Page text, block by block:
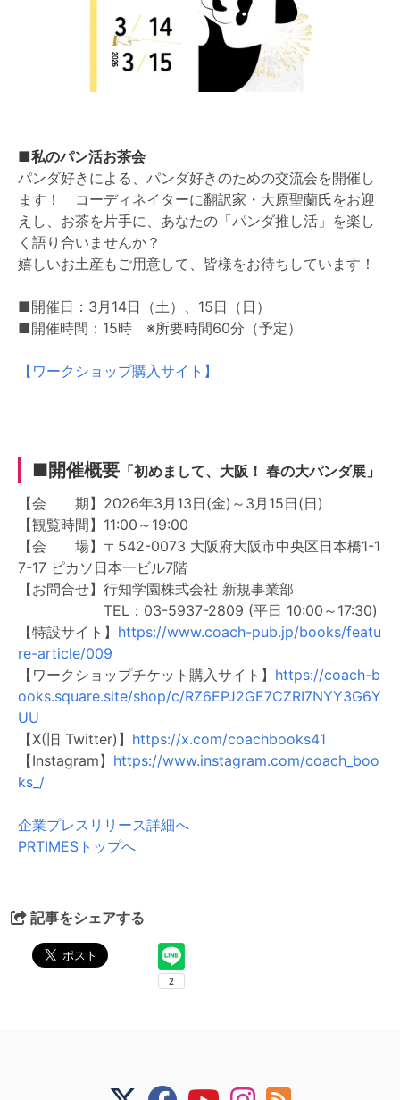
■私のパン活お茶会
パンダ好きによる、パンダ好きのための交流会を開催し
ます！ コーディネイターに翻訳家・大原聖蘭氏をお迎
えし、お茶を片手に、あなたの「パンダ推し活」を楽し
く語り合いませんか？
嬉しいお土産もご用意して、皆様をお待ちしています！
■開催日：3月14日（土）、15日（日）
■開催時間：15時 ※所要時間60分（予定）
【ワークショップ購入サイト】
■開催概要 「初めまして、大阪！ 春の大パンダ展」
【会 期】2026年3月13日(金)～3月15日(日)
【観覧時間】11:00～19:00
【会 場】〒542-0073 大阪府大阪市中央区日本橋1-1
7-17 ピカソ日本一ビル7階
【お問合せ】行知学園株式会社 新規事業部
TEL：03-5937-2809 (平日 10:00～17:30)
【特設サイト】 https://www.coach-pub.jp/books/featu
re-article/009
【ワークショップチケット購入サイト】 https://coach-b
ooks.square.site/shop/c/RZ6EPJ2GE7CZRI7NYY3G6Y
UU
【X(旧 Twitter)】 https://x.com/coachbooks41
【Instagram】 https://www.instagram.com/coach_boo
ks_/
企業プレスリリース詳細へ
PRTIMESトップへ
記事をシェアする